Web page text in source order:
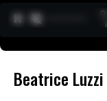
Beatrice